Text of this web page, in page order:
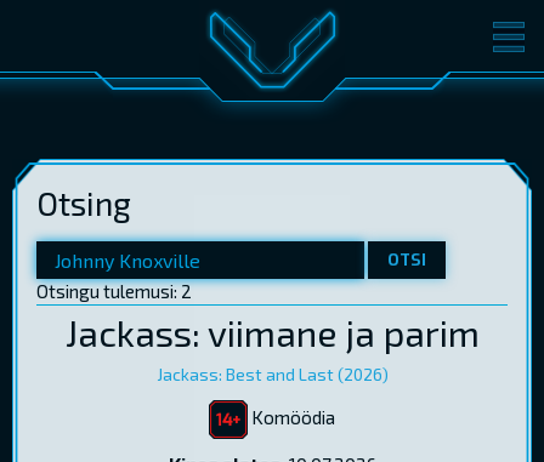
FILMID PILETID
KONVERENTS
KINKEKAARDID
Otsing
OTSI
Otsingu tulemusi: 2
Jackass: viimane ja parim
Jackass: Best and Last (2026)
Komöödia